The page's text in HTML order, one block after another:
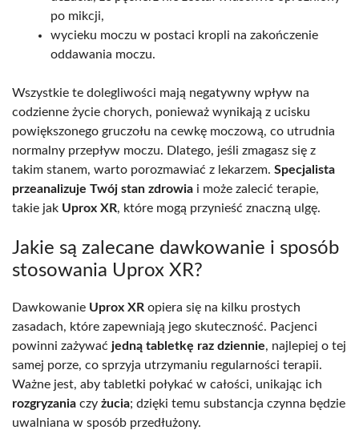
po mikcji,
wycieku moczu w postaci kropli na zakończenie
oddawania moczu.
Wszystkie te dolegliwości mają negatywny wpływ na
codzienne życie chorych, ponieważ wynikają z ucisku
powiększonego gruczołu na cewkę moczową, co utrudnia
normalny przepływ moczu. Dlatego, jeśli zmagasz się z
takim stanem, warto porozmawiać z lekarzem. Specjalista
przeanalizuje Twój stan zdrowia i może zalecić terapie,
takie jak Uprox XR, które mogą przynieść znaczną ulgę.
Jakie są zalecane dawkowanie i sposób
stosowania Uprox XR?
Dawkowanie Uprox XR opiera się na kilku prostych
zasadach, które zapewniają jego skuteczność. Pacjenci
powinni zażywać jedną tabletkę raz dziennie, najlepiej o tej
samej porze, co sprzyja utrzymaniu regularności terapii.
Ważne jest, aby tabletki połykać w całości, unikając ich
rozgryzania czy żucia; dzięki temu substancja czynna będzie
uwalniana w sposób przedłużony.